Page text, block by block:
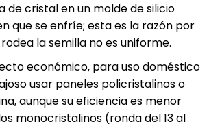
de cristal en un molde de silicio
que se enfríe; esta es la razón por
la semilla no es uniforme.
económico, para uso doméstico
usar paneles policristalinos o
aunque su eficiencia es menor
monocristalinos (ronda del 13 al